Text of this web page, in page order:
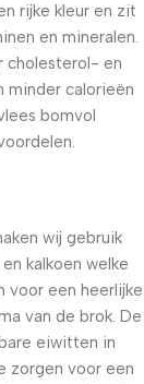
rijke kleur en zit
en mineralen.
cholesterol- en
minder calorieën
bomvol
wij gebruik
kalkoen welke
voor een heerlijke
van de brok. De
eiwitten in
zorgen voor een